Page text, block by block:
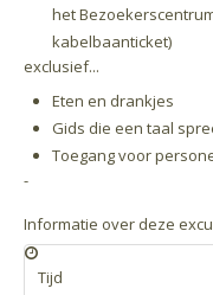
het
kabelbaanticket)
exclusief...
Eten en drankjes
Gids die een taal
Toegang voor
-
Informatie over deze
Tijd